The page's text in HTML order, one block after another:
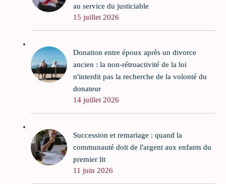
au service du justiciable
15 juillet 2026
Donation entre époux après un divorce
ancien : la non-rétroactivité de la loi
n'interdit pas la recherche de la volonté du
donateur
14 juillet 2026
Succession et remariage : quand la
communauté doit de l'argent aux enfants du
premier lit
11 juin 2026